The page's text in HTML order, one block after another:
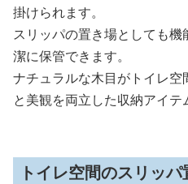
掛けられます。
スリッパの置き場としても
潔に保管できます。
ナチュラルな木目がトイレ
と美観を両立した収納アイテ
トイレ空間のスリッ